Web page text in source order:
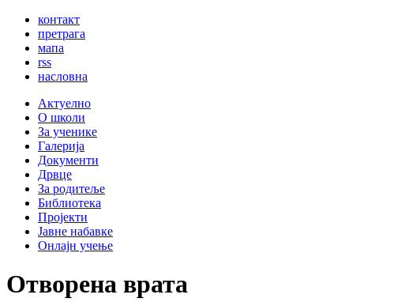
контакт
претрага
мапа
rss
насловна
Актуелно
О школи
За ученике
Галерија
Документи
Дрвце
За родитеље
Библиотека
Пројекти
Јавне набавке
Онлајн учење
Отворена врата